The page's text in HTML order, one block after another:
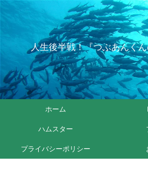
人生後半戦！『つぶあんく
ホーム
ハムスター
プライバシーポリシー